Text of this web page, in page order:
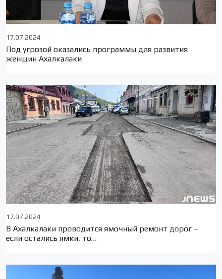
17.07.2024
Под угрозой оказались программы для развития
женщин Ахалкалаки
17.07.2024
В Ахалкалаки проводится ямочный ремонт дорог –
если остались ямки, то…